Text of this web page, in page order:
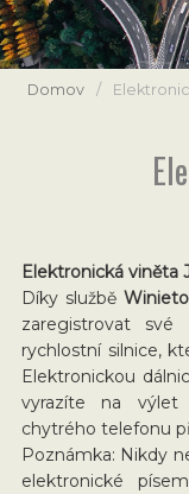
Domov /
Elektronická viněta
Díky službě
zaregistrovat
rychlostní silnice,
Elektronickou
vyrazíte na výlet
chytrého telefonu
Poznámka: Nikdy
elektronické